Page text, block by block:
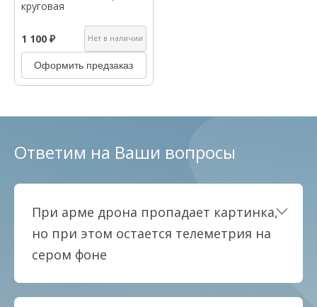
круговая
1 100 ₽ Нет в наличии
Оформить предзаказ
Ответим на Ваши вопросы
При арме дрона пропадает картинка,
но при этом остается телеметрия на
сером фоне